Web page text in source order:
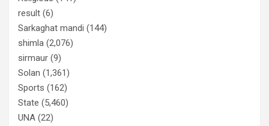
result (6)
Sarkaghat mandi (144)
shimla (2,076)
sirmaur (9)
Solan (1,361)
Sports (162)
State (5,460)
UNA (22)